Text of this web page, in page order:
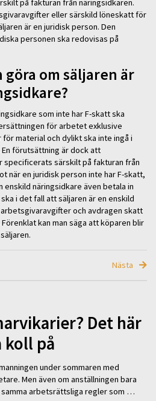
på fakturan från näringsidkaren.
eller särskild löneskatt för
är en juridisk person. Den
personen ska redovisas på
göra om säljaren är
som inte har F-skatt ska
för arbetet exklusive
material och dylikt ska inte ingå i
förutsättning är dock att
specificerats särskilt på fakturan från
när en juridisk person inte har F-skatt,
enskild näringsidkare även betala in
i det fall att säljaren är en enskild
och avdragen skatt
kan man säga att köparen blir
Nästa
Det här
koll på
under sommaren med
Men även om anställningen bara
arbetsrättsliga regler som …